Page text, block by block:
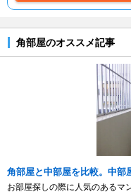
角部屋のオススメ記事
角部屋と中部屋を比較。中部
お部屋探しの際に人気のあるマ